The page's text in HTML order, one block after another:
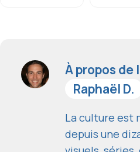
À propos de
Raphaël D.
La culture est
depuis une